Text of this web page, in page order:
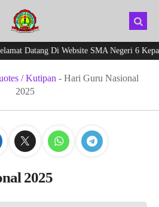
Datang Di Website SMA Negeri 6
/ Kutipan - Hari Guru Nasional
2025
2025